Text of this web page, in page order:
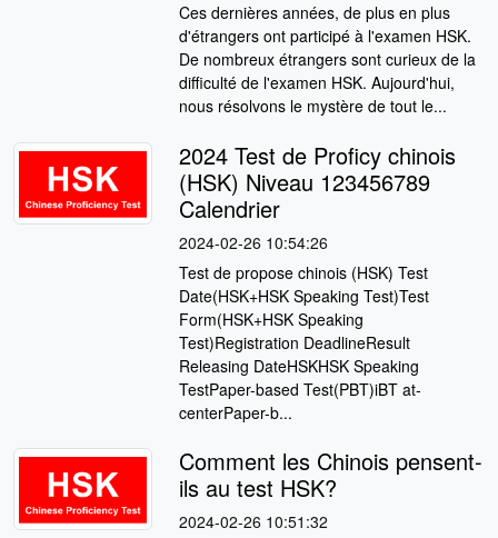
Ces dernières années, de plus en plus
d'étrangers ont participé à l'examen HSK.
De nombreux étrangers sont curieux de la
difficulté de l'examen HSK. Aujourd'hui,
nous résolvons le mystère de tout le...
2024 Test de Proficy chinois
(HSK) Niveau 123456789
Calendrier
2024-02-26 10:54:26
Test de propose chinois (HSK) Test
Date(HSK+HSK Speaking Test)Test
Form(HSK+HSK Speaking
Test)Registration DeadlineResult
Releasing DateHSKHSK Speaking
TestPaper-based Test(PBT)iBT at-
centerPaper-b...
Comment les Chinois pensent-
ils au test HSK?
2024-02-26 10:51:32